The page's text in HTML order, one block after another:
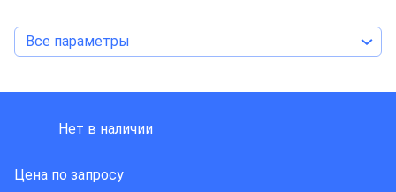
Все параметры
Нет в наличии
Цена по запросу